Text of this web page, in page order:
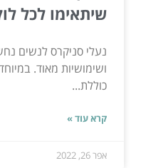
שיתאימו לכל
נעלי סניקרס לנשים
ושימושיות מאוד.
כוללת...
קרא עוד »
אפר 26, 2022